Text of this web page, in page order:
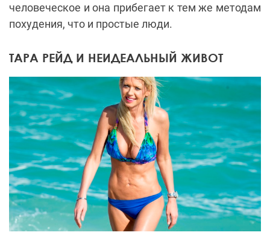
человеческое и она прибегает к тем же методам
похудения, что и простые люди.
ТАРА РЕЙД И НЕИДЕАЛЬНЫЙ ЖИВОТ